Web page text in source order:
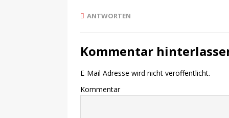
ANTWORTEN
Kommentar
E-Mail Adresse wird nicht veröffentlicht.
Kommentar